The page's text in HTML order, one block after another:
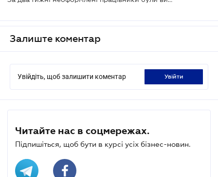
Залиште коментар
Увійдіть, щоб залишити коментар увійти
Читайте нас в соцмережах.
Підпишіться, щоб бути в курсі усіх бізнес-новин.